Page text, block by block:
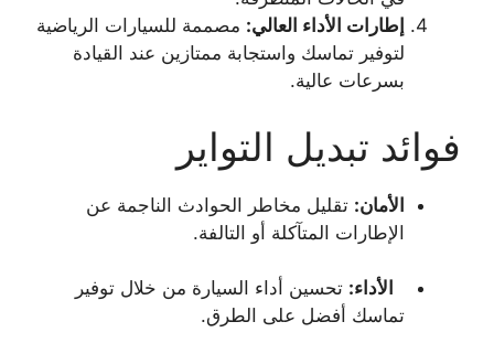
إطارات الأداء العالي: مصممة للسيارات الرياضية
لتوفير تماسك واستجابة ممتازين عند القيادة
بسرعات عالية.
فوائد تبديل التواير
الأمان: تقليل مخاطر الحوادث الناجمة عن
الإطارات المتآكلة أو التالفة.
الأداء: تحسين أداء السيارة من خلال توفير
تماسك أفضل على الطرق.